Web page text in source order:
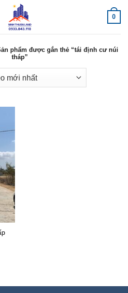
0
phẩm được gắn thẻ “tái định cư núi
tháp”